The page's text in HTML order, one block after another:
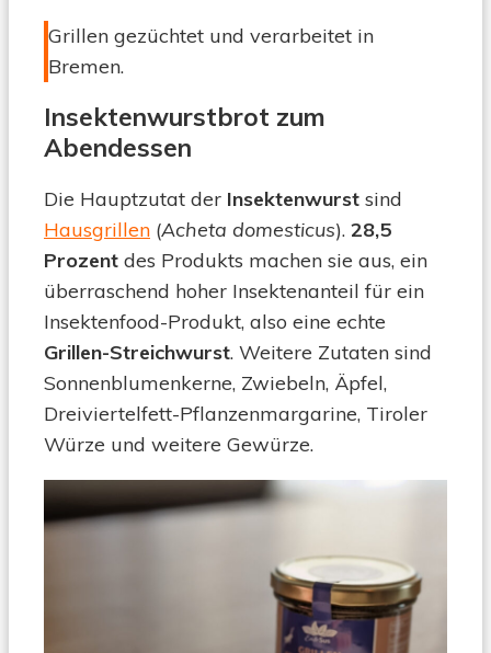
Grillen gezüchtet und verarbeitet in
Bremen.
Insektenwurstbrot zum
Abendessen
Die Hauptzutat der Insektenwurst sind
Hausgrillen (Acheta domesticus). 28,5
Prozent des Produkts machen sie aus, ein
überraschend hoher Insektenanteil für ein
Insektenfood-Produkt, also eine echte
Grillen-Streichwurst. Weitere Zutaten sind
Sonnenblumenkerne, Zwiebeln, Äpfel,
Dreiviertelfett-Pflanzenmargarine, Tiroler
Würze und weitere Gewürze.